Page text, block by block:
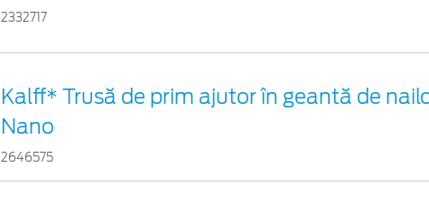
2332717
Kalff* Trusă de prim ajutor în geantă de
Nano
2646575